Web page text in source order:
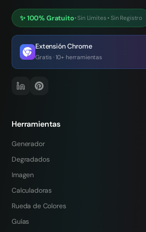
✨100% Gratuito•Sin Límites• Sin Registro
Extensión Chrome
Gratis · 10+ herramientas
Herramientas
Generador
Degradados
Imagen
Calculadoras
Rueda de Colores
Guías